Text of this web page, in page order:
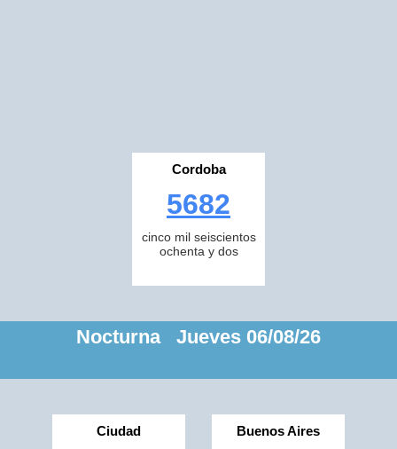
Cordoba
5682
cinco mil seiscientos
ochenta y dos
Nocturna Jueves 06/08/26
Ciudad Buenos Aires